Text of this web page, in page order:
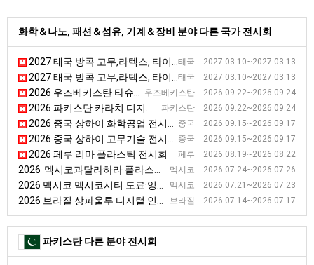
화학＆나노, 패션＆섬유, 기계＆장비 분야 다른 국가 전시회
태국 2027.03.10~2027.03.13
2027 태국 방콕 고무,라텍스, 타이어 전시회 [GRTE]
태국 2027.03.10~2027.03.13
2027 태국 방콕 고무,라텍스, 타이어 전시회 [GRTE]
우즈베키스탄 2026.09.22~2026.09.24
2026 우즈베키스탄 타슈켄트 플라스틱, 폴리머 산업 전시회 [Plastex Uzbekistan 2026]
파키스탄 2026.09.22~2026.09.24
2026 파키스탄 카라치 디지털 광고 & 프린팅 전시회 [Digital Signage & Printing Asia]
중국 2026.09.15~2026.09.17
2026 중국 상하이 화학공업 전시회 [ICIF CHINA]
중국 2026.09.15~2026.09.17
2026 중국 상하이 고무기술 전시회 [RTC]
페루 2026.08.19~2026.08.22
2026 페루 리마 플라스틱 전시회
멕시코 2026.07.24~2026.07.26
2026 멕시코과달라하라 플라스틱 기술 전시회 [EXPO PLASTICO]
멕시코 2026.07.21~2026.07.23
2026 멕시코 멕시코시티 도료·잉크·코팅 전시회 [LACS]
브라질 2026.07.14~2026.07.17
2026 브라질 상파울루 디지털 인쇄 전시회
파키스탄 다른 분야 전시회